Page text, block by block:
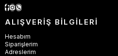
ALIŞVERİŞ BİLGİLERİ
Hesabım
Siparişlerim
Adreslerim